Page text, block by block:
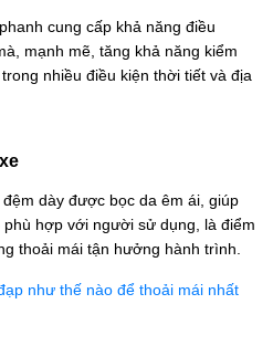
cung cấp khả năng điều
mạnh mẽ, tăng khả năng kiểm
nhiều điều kiện thời tiết và địa
dày được bọc da êm ái, giúp
hợp với người sử dụng, là điểm
thoải mái tận hưởng hành trình.
như thế nào để thoải mái nhất